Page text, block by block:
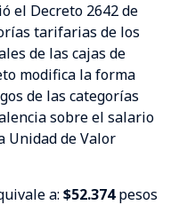
el Decreto 2642 de
tarifarias de los
de las cajas de
modifica la forma
de las categorías
sobre el salario
Unidad de Valor
a:$52.374pesos